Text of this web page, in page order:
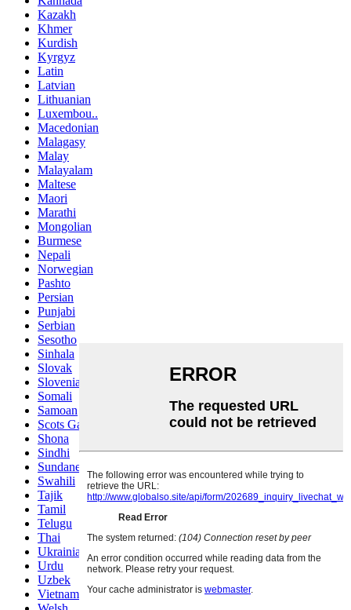
Kazakh
Khmer
Kurdish
Kyrgyz
Latin
Latvian
Lithuanian
Luxembou..
Macedonian
Malagasy
Malay
Malayalam
Maltese
Maori
Marathi
Mongolian
Burmese
Nepali
Norwegian
Pashto
Persian
Punjabi
Serbian
Sesotho
Sinhala
Slovak
Slovenian
Somali
Samoan
Scots Gaelic
Shona
Sindhi
Sundanese
Swahili
Tajik
Tamil
Telugu
Thai
Ukrainian
Urdu
Uzbek
Vietnamese